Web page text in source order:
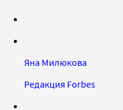
Яна Милюкова
Редакция Forbes